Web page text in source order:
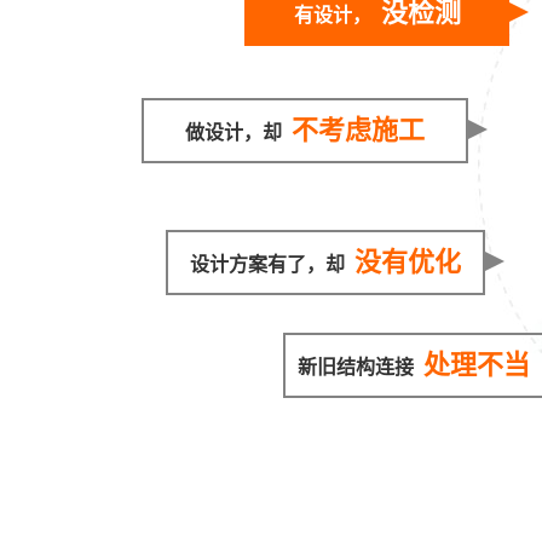
有设计， 没检测
做设计，却 不考虑施工
设计方案有了，却 没有优化
新旧结构连接 处理不当